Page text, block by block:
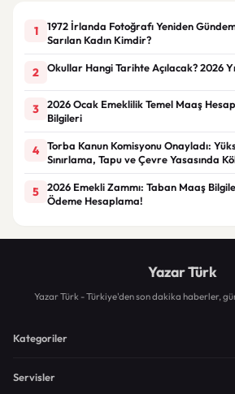
1
1972 İrlanda Fotoğrafı Yeniden
Sarılan Kadın Kimdir?
2 Okullar Hangi Tarihte Açılacak? 2026
3
2026 Ocak Emeklilik Temel Maaş
Bilgileri
4
Torba Kanun Komisyonu Onayladı:
Sınırlama, Tapu ve Çevre Yasasında
5
2026 Emekli Zammı: Taban Maaş
Ödeme Hesaplama!
Yazar Türk
Yazar Türk - Türkiye'den son dakika haberler,
Kategoriler
Servisler